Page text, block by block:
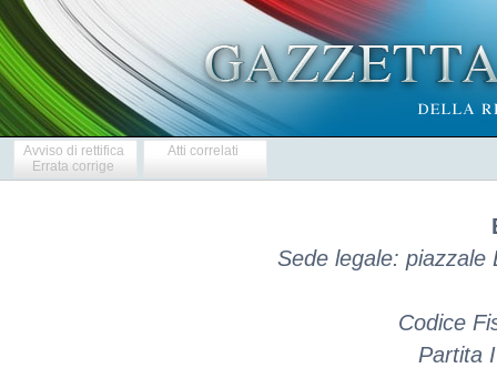
Avviso di rettifica
Errata corrige
Atti correlati
Sede legale:
Codice
Partita